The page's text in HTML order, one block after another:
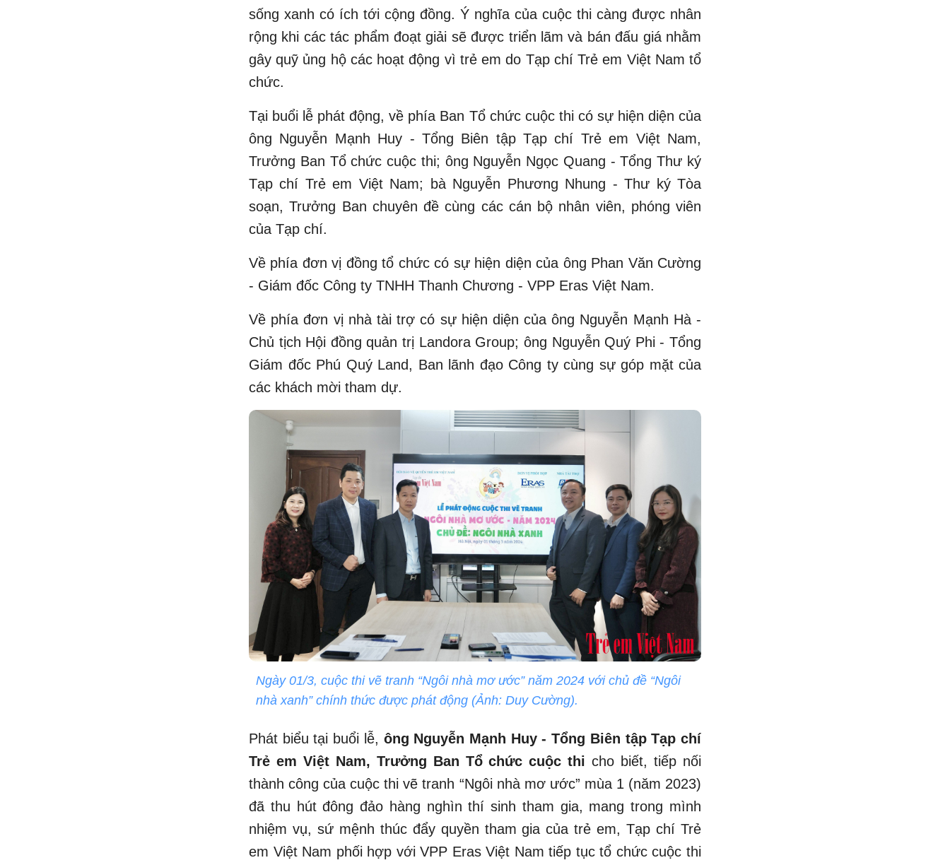
sống xanh có ích tới cộng đồng. Ý nghĩa của cuộc thi càng được nhân
rộng khi các tác phẩm đoạt giải sẽ được triển lãm và bán đấu giá nhằm
gây quỹ ủng hộ các hoạt động vì trẻ em do Tạp chí Trẻ em Việt Nam tổ
chức.
Tại buổi lễ phát động, về phía Ban Tổ chức cuộc thi có sự hiện diện của
ông Nguyễn Mạnh Huy - Tổng Biên tập Tạp chí Trẻ em Việt Nam,
Trưởng Ban Tổ chức cuộc thi; ông Nguyễn Ngọc Quang - Tổng Thư ký
Tạp chí Trẻ em Việt Nam; bà Nguyễn Phương Nhung - Thư ký Tòa
soạn, Trưởng Ban chuyên đề cùng các cán bộ nhân viên, phóng viên
của Tạp chí.
Về phía đơn vị đồng tổ chức có sự hiện diện của ông Phan Văn Cường
- Giám đốc Công ty TNHH Thanh Chương - VPP Eras Việt Nam.
Về phía đơn vị nhà tài trợ có sự hiện diện của ông Nguyễn Mạnh Hà -
Chủ tịch Hội đồng quản trị Landora Group; ông Nguyễn Quý Phi - Tổng
Giám đốc Phú Quý Land, Ban lãnh đạo Công ty cùng sự góp mặt của
các khách mời tham dự.
Ngày 01/3, cuộc thi vẽ tranh “Ngôi nhà mơ ước” năm 2024 với chủ đề “Ngôi
nhà xanh” chính thức được phát động (Ảnh: Duy Cường).
Phát biểu tại buổi lễ, ông Nguyễn Mạnh Huy - Tổng Biên tập Tạp chí
Trẻ em Việt Nam, Trưởng Ban Tổ chức cuộc thicho biết, tiếp nối
thành công của cuộc thi vẽ tranh “Ngôi nhà mơ ước” mùa 1 (năm 2023)
đã thu hút đông đảo hàng nghìn thí sinh tham gia, mang trong mình
nhiệm vụ, sứ mệnh thúc đẩy quyền tham gia của trẻ em, Tạp chí Trẻ
em Việt Nam phối hợp với VPP Eras Việt Nam tiếp tục tổ chức cuộc thi